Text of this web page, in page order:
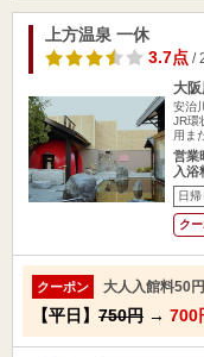
上方温泉 一休
3.7点/
大
安治
JR環
用ま
営業
入浴
日帰
ク
クーポン 大人入館料50
【平日】 750円 → 700